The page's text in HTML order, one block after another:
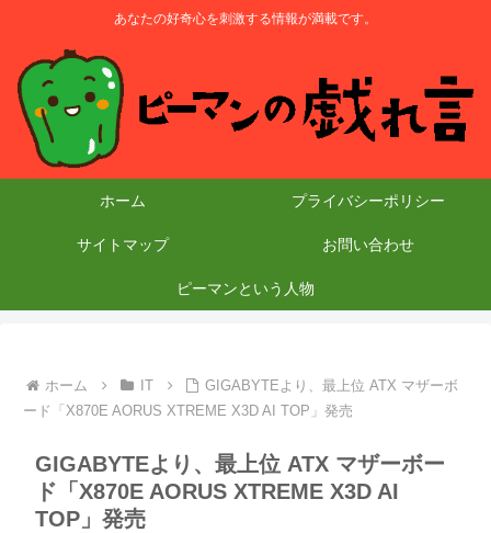
あなたの好奇心を刺激する情報が満載です。
ホーム プライバシーポリシー
サイトマップ お問い合わせ
ピーマンという人物
ホーム IT
GIGABYTEより、最上位 ATX マザーボ
ード「X870E AORUS XTREME X3D AI TOP」発売
GIGABYTEより、最上位 ATX マザーボー
ド「X870E AORUS XTREME X3D AI
TOP」発売